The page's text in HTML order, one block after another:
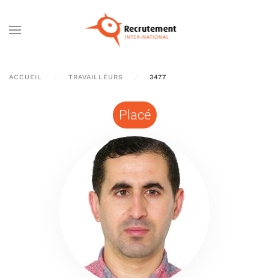
Passer au contenu principal
ACCUEIL TRAVAILLEURS 3477
Placé